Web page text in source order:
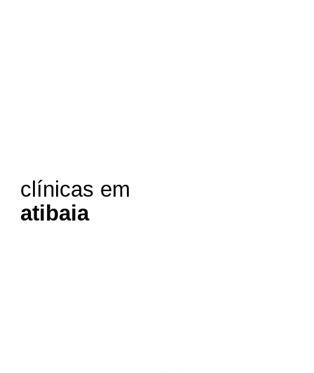
clínicas em
atibaia